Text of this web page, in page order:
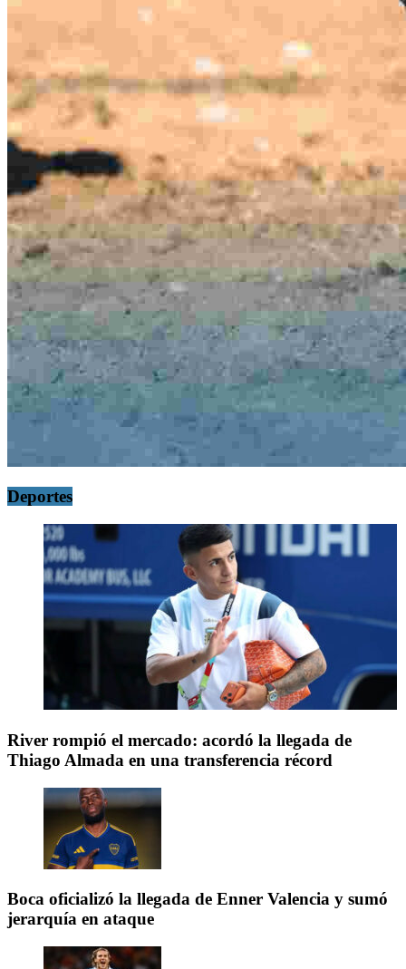
Deportes
River rompió el mercado: acordó la llegada de
Thiago Almada en una transferencia récord
Boca oficializó la llegada de Enner Valencia y sumó
jerarquía en ataque